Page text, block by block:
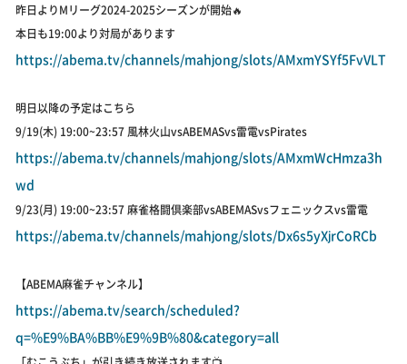
昨日よりMリーグ2024-2025シーズンが開始🔥
本日も19:00より対局があります
https://abema.tv/channels/mahjong/slots/AMxmYSYf5FvVLT
明日以降の予定はこちら
9/19(木) 19:00~23:57 風林火山vsABEMASvs雷電vsPirates
https://abema.tv/channels/mahjong/slots/AMxmWcHmza3h
wd
9/23(月) 19:00~23:57 麻雀格闘倶楽部vsABEMASvsフェニックスvs雷電
https://abema.tv/channels/mahjong/slots/Dx6s5yXjrCoRCb
【ABEMA麻雀チャンネル】
https://abema.tv/search/scheduled?
q=%E9%BA%BB%E9%9B%80&category=all